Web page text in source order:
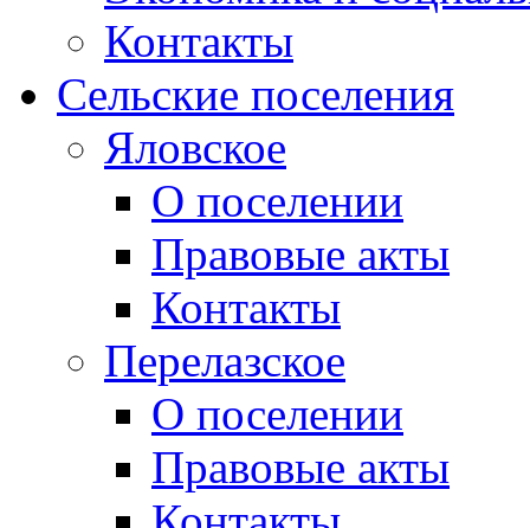
Контакты
Сельские поселения
Яловское
О поселении
Правовые акты
Контакты
Перелазское
О поселении
Правовые акты